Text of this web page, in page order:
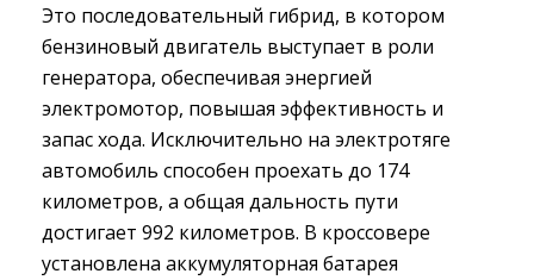
Это последовательный гибрид, в котором
бензиновый двигатель выступает в роли
генератора, обеспечивая энергией
электромотор, повышая эффективность и
запас хода. Исключительно на электротяге
автомобиль способен проехать до 174
километров, а общая дальность пути
достигает 992 километров. В кроссовере
установлена аккумуляторная батарея